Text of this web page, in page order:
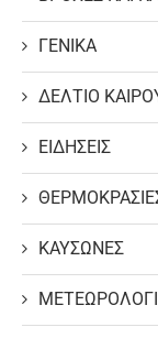
ΓΕΝΙΚΑ
ΔΕΛΤΙΟ
ΕΙΔΗΣΕΙΣ
ΚΑΥΣΩΝΕΣ